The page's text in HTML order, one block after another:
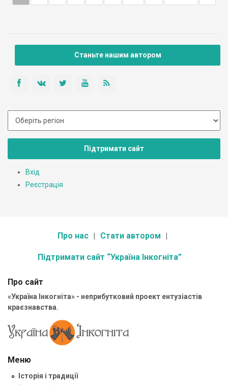
Станьте нашим автором
Підтримати сайт
Вхід
Реєстрація
Про нас Стати автором
Підтримати сайт “Україна Інкогніта”
Про сайт
«Україна Інкогніта» - неприбутковий проект ентузіастів
краєзнавства.
Меню
Історія і традиції